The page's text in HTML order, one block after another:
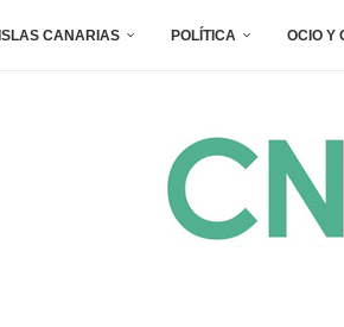
ISLAS CANARIAS POLÍTICA OCIO Y